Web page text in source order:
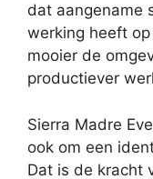
dat aangename
werking heeft
mooier de
productiever
Sierra Madre
ook om een
Dat is de kracht